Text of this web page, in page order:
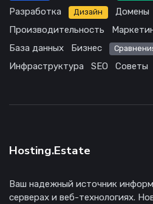
Разработка
Дизайн Домены
Производительность
База данных
Бизнес
Инфраструктура
SEO Советы
Hosting.Estate
Ваш надежный источник
серверах и веб-технологиях.